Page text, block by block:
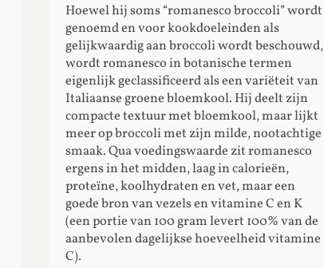
Hoewel hij soms “romanesco broccoli” wordt
genoemd en voor kookdoeleinden als
gelijkwaardig aan broccoli wordt beschouwd,
wordt romanesco in botanische termen
eigenlijk geclassificeerd als een variëteit van
Italiaanse groene bloemkool. Hij deelt zijn
compacte textuur met bloemkool, maar lijkt
meer op broccoli met zijn milde, nootachtige
smaak. Qua voedingswaarde zit romanesco
ergens in het midden, laag in calorieën,
proteïne, koolhydraten en vet, maar een
goede bron van vezels en vitamine C en K
(een portie van 100 gram levert 100% van de
aanbevolen dagelijkse hoeveelheid vitamine
C).